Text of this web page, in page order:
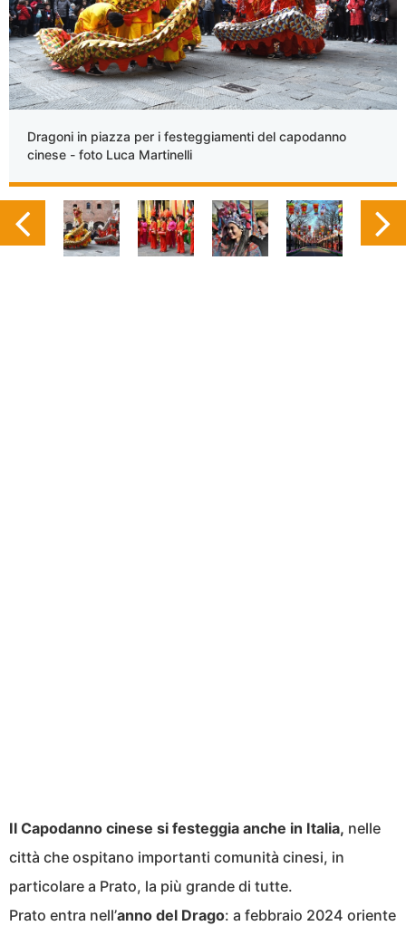
Dragoni in piazza per i festeggiamenti del capodanno
cinese - foto Luca Martinelli
Il Capodanno cinese si festeggia anche in Italia, nelle
città che ospitano importanti comunità cinesi, in
particolare a Prato, la più grande di tutte.
Prato entra nell’anno del Drago: a febbraio 2024 oriente